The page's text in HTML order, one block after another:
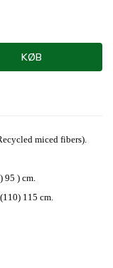
KØB
miced fibers).
95 ) cm.
115 cm.